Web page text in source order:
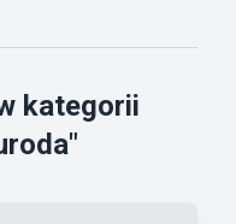
kategorii